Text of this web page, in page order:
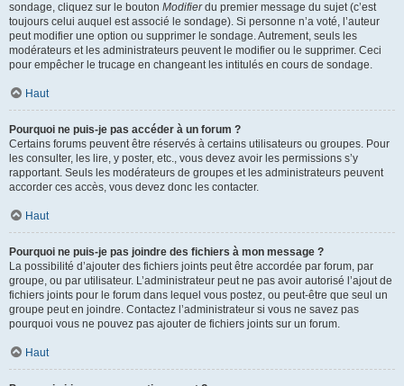
sondage, cliquez sur le bouton Modifierdu premier message du sujet (c’est
toujours celui auquel est associé le sondage). Si personne n’a voté, l’auteur
peut modifier une option ou supprimer le sondage. Autrement, seuls les
modérateurs et les administrateurs peuvent le modifier ou le supprimer. Ceci
pour empêcher le trucage en changeant les intitulés en cours de sondage.
Haut
Pourquoi ne puis-je pas accéder à un forum ?
Certains forums peuvent être réservés à certains utilisateurs ou groupes. Pour
les consulter, les lire, y poster, etc., vous devez avoir les permissions s’y
rapportant. Seuls les modérateurs de groupes et les administrateurs peuvent
accorder ces accès, vous devez donc les contacter.
Haut
Pourquoi ne puis-je pas joindre des fichiers à mon message ?
La possibilité d’ajouter des fichiers joints peut être accordée par forum, par
groupe, ou par utilisateur. L’administrateur peut ne pas avoir autorisé l’ajout de
fichiers joints pour le forum dans lequel vous postez, ou peut-être que seul un
groupe peut en joindre. Contactez l’administrateur si vous ne savez pas
pourquoi vous ne pouvez pas ajouter de fichiers joints sur un forum.
Haut